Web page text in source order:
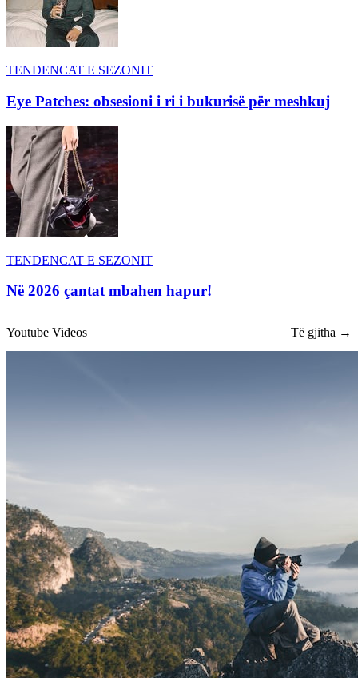
TENDENCAT E SEZONIT
Eye Patches: obsesioni i ri i bukurisë për meshkuj
TENDENCAT E SEZONIT
Në 2026 çantat mbahen hapur!
Youtube Videos Të gjitha →